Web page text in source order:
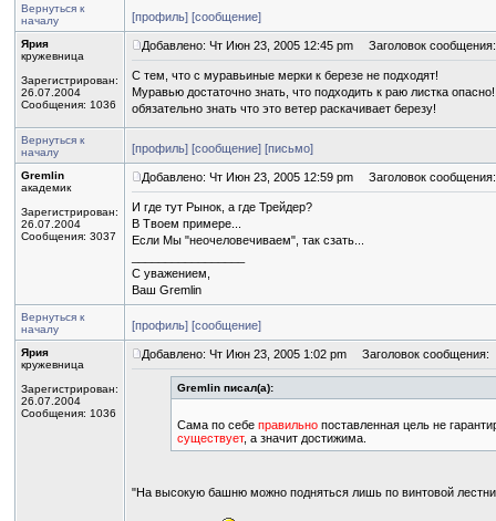
Вернуться к
началу
[профиль] [сообщение]
Ярия
кружевница
Зарегистрирован:
26.07.2004
Сообщения: 1036
Добавлено: Чт Июн 23, 2005 12:45 pm Заголовок сообщения:
C тем, что с муравьиные мерки к березе не подходят!
Муравью достаточно знать, что подходить к раю листка
обязательно знать что это ветер раскачивает березу!
Вернуться к
началу
[профиль] [сообщение] [письмо]
Gremlin
академик
Зарегистрирован:
26.07.2004
Сообщения: 3037
Добавлено: Чт Июн 23, 2005 12:59 pm Заголовок сообщения:
И где тут Рынок, а где Трейдер?
В Твоем примере...
Если Мы "неочеловечиваем", так сзать...
С уважением,
Ваш Gremlin
Вернуться к
началу
[профиль] [сообщение]
Ярия
кружевница
Зарегистрирован:
26.07.2004
Сообщения: 1036
Добавлено: Чт Июн 23, 2005 1:02 pm Заголовок сообщения:
Gremlin писал(а):
Сама по себе правильно поставленная цель не
существует, а значит достижима.
"На высокую башню можно подняться лишь по винтовой